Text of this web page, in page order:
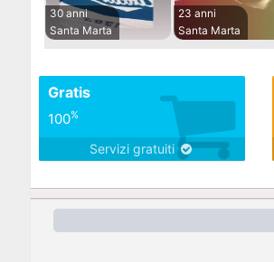
30 anni
Santa Marta
23 anni
Santa Marta
Gratis
100%
Servizi gratuiti